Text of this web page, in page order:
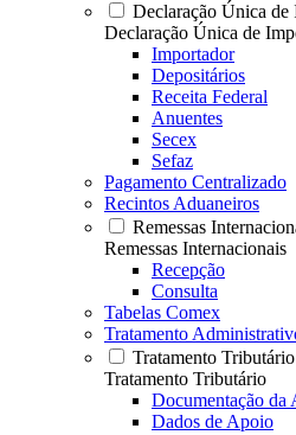
Declaração Única de
Declaração Única de
Importador
Depositários
Receita Federal
Anuentes
Secex
Sefaz
Pagamento Centralizado
Recintos Aduaneiros
Remessas
Remessas Internacionais
Recepção
Consulta
Tabelas Comex
Tratamento
Tratamento Tributário
Tratamento Tributário
Documentação da
Dados de Apoio